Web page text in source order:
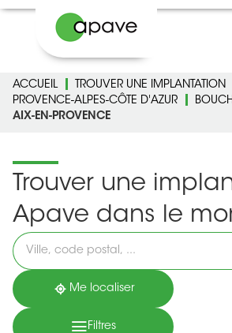
ACCUEIL TROUVER UNE IMPLANTATION
PROVENCE-ALPES-CÔTE D'AZUR
AIX-EN-PROVENCE
Trouver une
Apave dans le
Veuillez
renseigner
une
adresse
Me localiser
Filtres